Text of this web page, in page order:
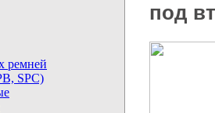
ремней
SPC)
под